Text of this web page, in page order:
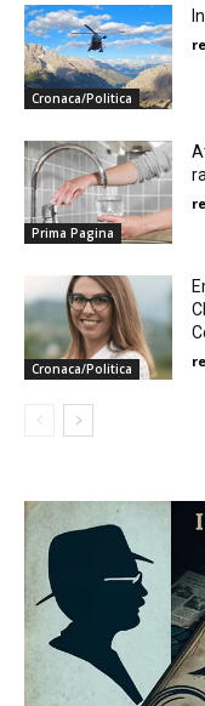
Cronaca/Politica
Prima Pagina
Cronaca/Politica